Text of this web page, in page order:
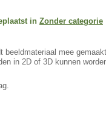
in Zonder categorie
mee
in 2D of 3D kunnen